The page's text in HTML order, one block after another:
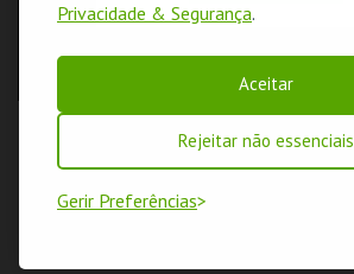
Privacidade & Segurança.
Aceitar
Rejeitar não essenciais
Gerir Preferências